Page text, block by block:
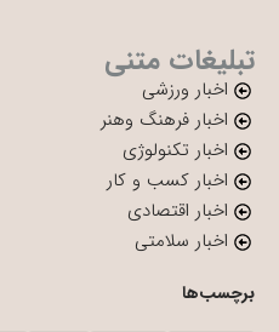
تبلیغات متنی
اخبار ورزشی
اخبار فرهنگ وهنر
اخبار تکنولوژی
اخبار کسب و کار
اخبار اقتصادی
اخبار سلامتی
برچسب‌ها